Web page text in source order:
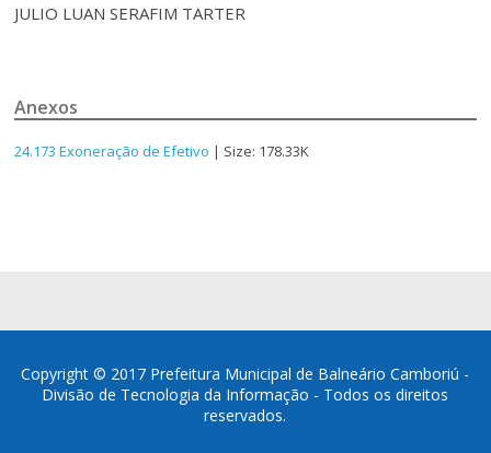
JULIO LUAN SERAFIM TARTER
Anexos
24.173 Exoneração de Efetivo | Size: 178.33K
Copyright © 2017 Prefeitura Municipal de Balneário Camboriú -
Divisão de Tecnologia da Informação - Todos os direitos
reservados.